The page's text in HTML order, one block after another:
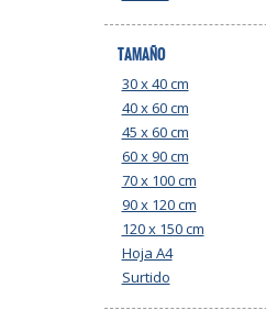
TAMAÑO
30 x 40 cm
40 x 60 cm
45 x 60 cm
60 x 90 cm
70 x 100 cm
90 x 120 cm
120 x 150 cm
Hoja A4
Surtido